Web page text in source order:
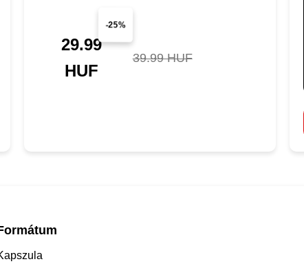
-25%
29.99
HUF
39.99 HUF